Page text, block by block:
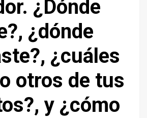
¿Dónde
¿dónde
¿cuáles
otros de tus
y ¿cómo